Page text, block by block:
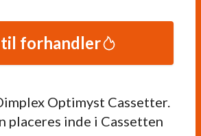
Optimyst Cassetter.
placeres inde i Cassetten
til forhandler